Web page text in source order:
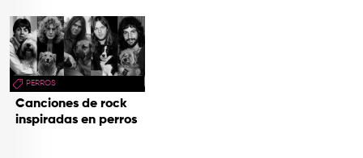
PERROS
Canciones de rock
inspiradas en perros